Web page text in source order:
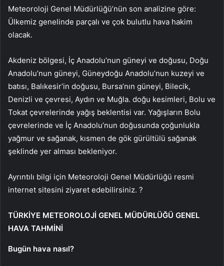
Meteoroloji Genel Müdürlüğü’nün son analizine göre:
Ülkemiz genelinde parçalı ve çok bulutlu hava hakim
olacak.
Akdeniz bölgesi, İç Anadolu’nun güneyi ve doğusu, Doğu
Anadolu’nun güneyi, Güneydoğu Anadolu’nun kuzeyi ve
batısı, Balıkesir’in doğusu, Bursa’nın güneyi, Bilecik,
Denizli ve çevresi, Aydın ve Muğla. doğu kesimleri, Bolu ve
Tokat çevrelerinde yağış beklentisi var. Yağışların Bolu
çevrelerinde ve İç Anadolu’nun doğusunda çoğunlukla
yağmur ve sağanak, kısmen de gök gürültülü sağanak
şeklinde yer alması bekleniyor.
Ayrıntılı bilgi için Meteoroloji Genel Müdürlüğü resmi
internet sitesini ziyaret edebilirsiniz. ?
TÜRKİYE METEOROLOJİ GENEL MÜDÜRLÜĞÜ GENEL
HAVA TAHMİNİ
Bugün hava nasıl?